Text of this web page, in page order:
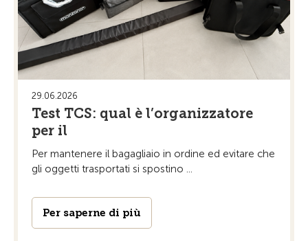
29.06.2026
Test TCS: qual è l’organizzatore
per il
Per mantenere il bagagliaio in ordine ed evitare che
gli oggetti trasportati si spostino ...
Per saperne di più